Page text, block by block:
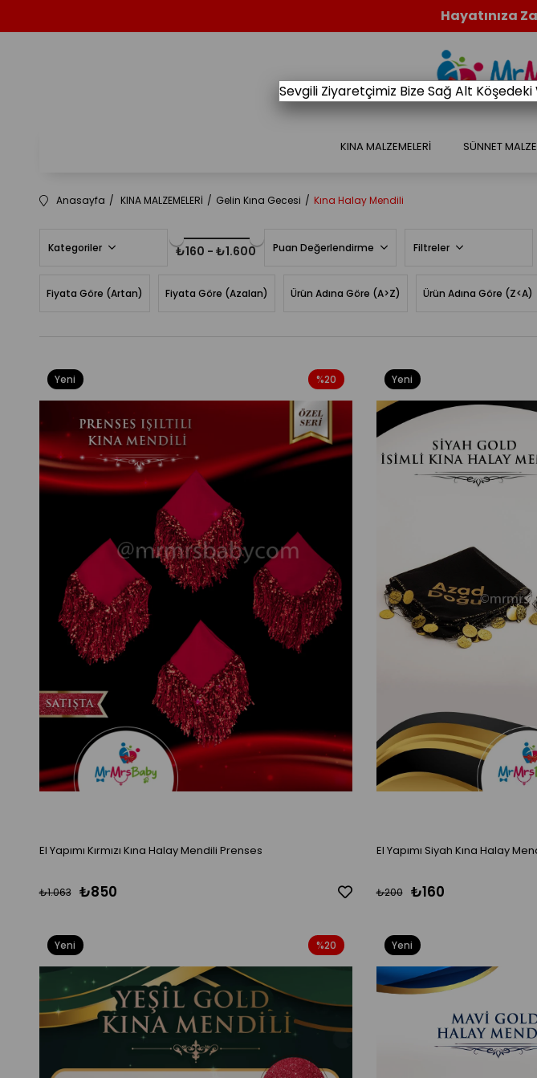
Hayatınıza
KINA MALZEMELERİ SÜNNET
Anasayfa KINA MALZEMELERİ Gelin Kına Gecesi Kına Halay Mendili
Kategoriler ₺160 - ₺1.600 Puan Değerlendirme Filtreler
Fiyata Göre (Artan) Fiyata Göre (Azalan) Ürün Adına Göre (A>Z) Ürün Adına Göre (Z<A)
El Yapımı Kırmızı Kına Halay Mendili Prenses
₺850
₺1.063
%20
Yeni
Ürün
El Yapımı Siyah
₺160
₺200
Yeni
Ürün
%20
Yeni
Ürün
Yeni
Ürün
Sevgili Ziyaretçimiz Bize Sağ Alt